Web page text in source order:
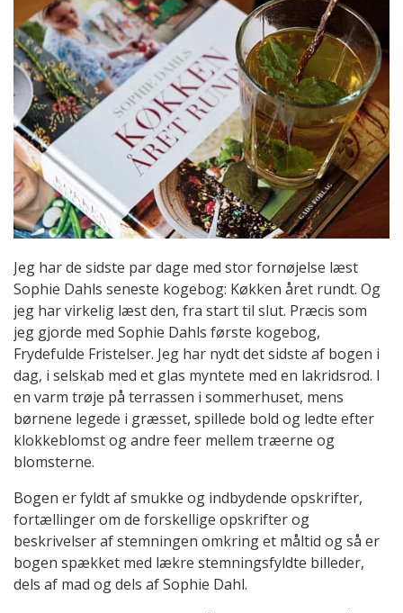
Jeg har de sidste par dage med stor fornøjelse læst
Sophie Dahls seneste kogebog: Køkken året rundt. Og
jeg har virkelig læst den, fra start til slut. Præcis som
jeg gjorde med Sophie Dahls første kogebog,
Frydefulde Fristelser. Jeg har nydt det sidste af bogen i
dag, i selskab med et glas myntete med en lakridsrod. I
en varm trøje på terrassen i sommerhuset, mens
børnene legede i græsset, spillede bold og ledte efter
klokkeblomst og andre feer mellem træerne og
blomsterne.
Bogen er fyldt af smukke og indbydende opskrifter,
fortællinger om de forskellige opskrifter og
beskrivelser af stemningen omkring et måltid og så er
bogen spækket med lækre stemningsfyldte billeder,
dels af mad og dels af Sophie Dahl.